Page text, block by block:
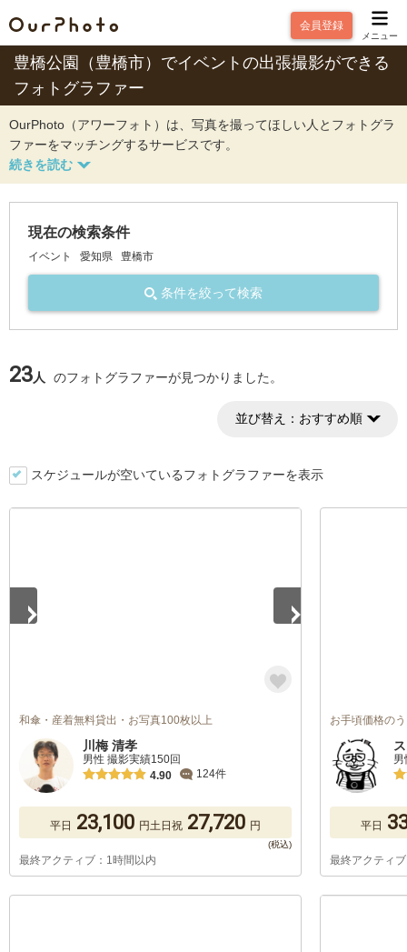
会員登録
メニュー
豊橋公園（豊橋市）でイベントの出張撮影ができる
フォトグラファー
OurPhoto（アワーフォト）は、写真を撮ってほしい人とフォトグラ
ファーをマッチングするサービスです。
現在の検索条件
イベント 愛知県 豊橋市
条件を絞って検索
23人 のフォトグラファーが見つかりました。
並び替え： おすすめ順
スケジュールが空いているフォトグラファーを表示
和傘・産着無料貸出・お写真100枚以上
川梅 清孝
男性 撮影実績150回
4.90
124件
平日 23,100 円土日祝 27,720 円
最終アクティブ：1時間以内
お手頃価格の
平日
最終アクティ